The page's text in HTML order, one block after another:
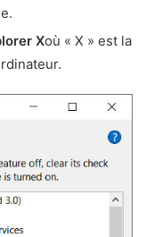
Xoù « X » est la